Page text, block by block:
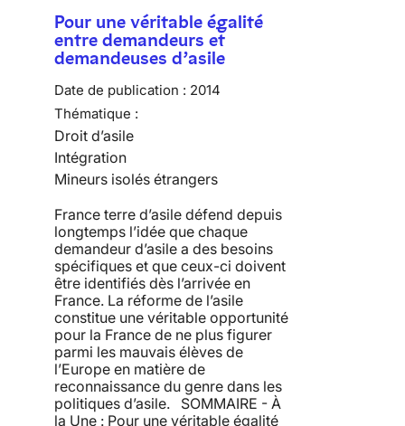
Pour une véritable égalité
entre demandeurs et
demandeuses d’asile
Date de publication : 2014
Thématique :
Droit d’asile
Intégration
Mineurs isolés étrangers
France terre d’asile défend depuis
longtemps l’idée que chaque
demandeur d’asile a des besoins
spécifiques et que ceux-ci doivent
être identifiés dès l’arrivée en
France. La réforme de l’asile
constitue une véritable opportunité
pour la France de ne plus figurer
parmi les mauvais élèves de
l’Europe en matière de
reconnaissance du genre dans les
politiques d’asile. SOMMAIRE - À
la Une : Pour une véritable égalité